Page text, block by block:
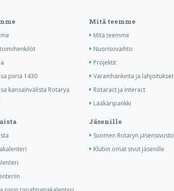
piiriä 1430
kansainvälistä Rotarya
Mitä teemme
Mitä teemme
Nuorisovaihto
Projektit
Varainhankinta ja lahjoitukset
Rotaract ja Interact
Lääkäripankki
Jäsenille
Suomen Rotaryn jäsensivusto
Klubin omat sivut jäsenille